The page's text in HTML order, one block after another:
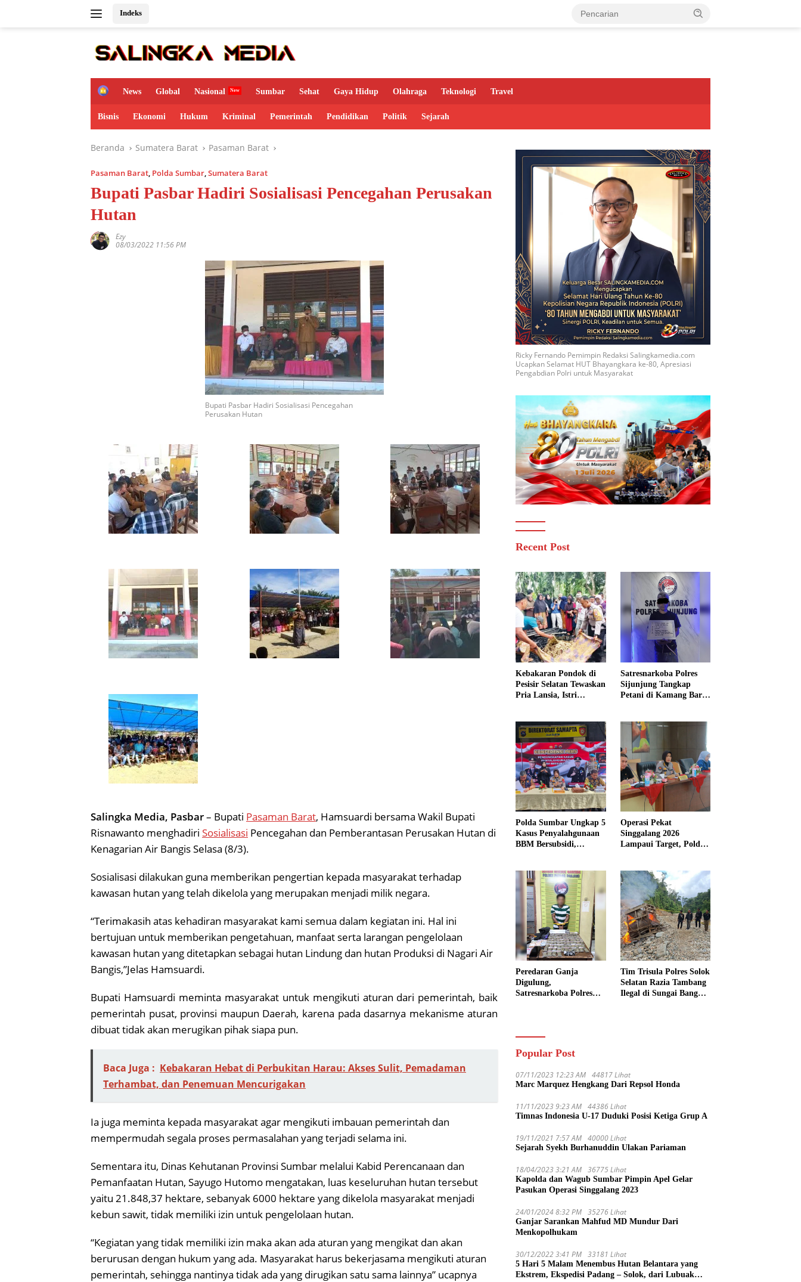
Indeks
H
m
e
News Global Nasional Sumbar Sehat Gaya Hidup Olahraga Teknologi Travel
Bisnis Ekonomi Hukum Kriminal Pemerintah Pendidikan Politik Sejarah
Beranda Sumatera Barat Pasaman Barat
Pasaman Barat, Polda Sumbar,Sumatera Barat
Bupati Pasbar Hadiri Sosialisasi Pencegahan Perusakan
Hutan
Ezy
08/03/2022 11:56 PM
Bupati Pasbar Hadiri Sosialisasi Pencegahan
Perusakan Hutan
Salingka Media, Pasbar– Bupati Pasaman Barat, Hamsuardi bersama Wakil Bupati
Risnawanto menghadiri Sosialisasi Pencegahan dan Pemberantasan Perusakan Hutan di
Kenagarian Air Bangis Selasa (8/3).
Sosialisasi dilakukan guna memberikan pengertian kepada masyarakat terhadap
kawasan hutan yang telah dikelola yang merupakan menjadi milik negara.
“Terimakasih atas kehadiran masyarakat kami semua dalam kegiatan ini. Hal ini
bertujuan untuk memberikan pengetahuan, manfaat serta larangan pengelolaan
kawasan hutan yang ditetapkan sebagai hutan Lindung dan hutan Produksi di Nagari Air
Bangis,”Jelas Hamsuardi.
Bupati Hamsuardi meminta masyarakat untuk mengikuti aturan dari pemerintah, baik
pemerintah pusat, provinsi maupun Daerah, karena pada dasarnya mekanisme aturan
dibuat tidak akan merugikan pihak siapa pun.
Baca Juga : Kebakaran Hebat di Perbukitan Harau: Akses Sulit, Pemadaman
Terhambat, dan Penemuan Mencurigakan
Ia juga meminta kepada masyarakat agar mengikuti imbauan pemerintah dan
mempermudah segala proses permasalahan yang terjadi selama ini.
Sementara itu, Dinas Kehutanan Provinsi Sumbar melalui Kabid Perencanaan dan
Pemanfaatan Hutan, Sayugo Hutomo mengatakan, luas keseluruhan hutan tersebut
yaitu 21.848,37 hektare, sebanyak 6000 hektare yang dikelola masyarakat menjadi
kebun sawit, tidak memiliki izin untuk pengelolaan hutan.
“Kegiatan yang tidak memiliki izin maka akan ada aturan yang mengikat dan akan
berurusan dengan hukum yang ada. Masyarakat harus bekerjasama mengikuti aturan
pemerintah, sehingga nantinya tidak ada yang dirugikan satu sama lainnya” ucapnya
Ricky Fernando Pemimpin Redaksi Salingkamedia.com
Ucapkan Selamat HUT Bhayangkara ke-80, Apresiasi
Pengabdian Polri untuk Masyarakat
Recent Post
Kebakaran Pondok di
Pesisir Selatan Tewaskan
Pria Lansia, Istri
Satresnarkoba Polres
Sijunjung Tangkap
Petani di Kamang Baru,
Polda Sumbar Ungkap 5
Kasus Penyalahgunaan
BBM Bersubsidi,
Bio Solar
Operasi Pekat
Singgalang 2026
Lampaui Target, Polda
Kriminal
Peredaran Ganja
Digulung,
Satresnarkoba Polres
Datar
Tim Trisula Polres Solok
Selatan Razia Tambang
Ilegal di Sungai Bangko,
Popular Post
07/11/2023 12:23 AM 44817 Lihat
Marc Marquez Hengkang Dari Repsol Honda
11/11/2023 9:23 AM 44386 Lihat
Timnas Indonesia U-17 Duduki Posisi Ketiga Grup A
19/11/2021 7:57 AM 40000 Lihat
Sejarah Syekh Burhanuddin Ulakan Pariaman
18/04/2023 3:21 AM 36775 Lihat
Kapolda dan Wagub Sumbar Pimpin Apel Gelar
Pasukan Operasi Singgalang 2023
24/01/2024 8:32 PM 35276 Lihat
Ganjar Sarankan Mahfud MD Mundur Dari
Menkopolhukam
30/12/2022 3:41 PM 33181 Lihat
5 Hari 5 Malam Menembus Hutan Belantara yang
Ekstrem, Ekspedisi Padang – Solok, dari Lubuak